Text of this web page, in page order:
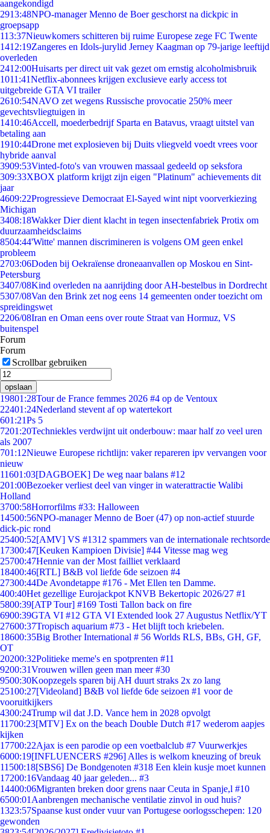
aangekondigd
2913:48NPO-manager Menno de Boer geschorst na dickpic in
groepsapp
113:37Nieuwkomers schitteren bij ruime Europese zege FC Twente
1412:19Zangeres en Idols-jurylid Jerney Kaagman op 79-jarige leeftijd
overleden
2412:00Huisarts per direct uit vak gezet om ernstig alcoholmisbruik
1011:41Netflix-abonnees krijgen exclusieve early access tot
uitgebreide GTA VI trailer
2610:54NAVO zet wegens Russische provocatie 250% meer
gevechtsvliegtuigen in
1410:46Accell, moederbedrijf Sparta en Batavus, vraagt uitstel van
betaling aan
1910:44Drone met explosieven bij Duits vliegveld voedt vrees voor
hybride aanval
3909:53Vinted-foto's van vrouwen massaal gedeeld op seksfora
309:33XBOX platform krijgt zijn eigen "Platinum" achievements dit
jaar
4609:22Progressieve Democraat El-Sayed wint nipt voorverkiezing
Michigan
3408:18Wakker Dier dient klacht in tegen insectenfabriek Protix om
duurzaamheidsclaims
8504:44'Witte' mannen discrimineren is volgens OM geen enkel
probleem
2703:06Doden bij Oekraïense droneaanvallen op Moskou en Sint-
Petersburg
3407/08Kind overleden na aanrijding door AH-bestelbus in Dordrecht
5307/08Van den Brink zet nog eens 14 gemeenten onder toezicht om
spreidingswet
2206/08Iran en Oman eens over route Straat van Hormuz, VS
buitenspel
Forum
Forum
Scrollbar gebruiken
opslaan
19801:28Tour de France femmes 2026 #4 op de Ventoux
22401:24Nederland stevent af op watertekort
601:21Ps 5
7201:20Techniekles verdwijnt uit onderbouw: maar half zo veel uren
als 2007
701:12Nieuwe Europese richtlijn: vaker repareren ipv vervangen voor
nieuw
11601:03[DAGBOEK] De weg naar balans #12
201:00Bezoeker verliest deel van vinger in waterattractie Walibi
Holland
3700:58Horrorfilms #33: Halloween
14500:56NPO-manager Menno de Boer (47) op non-actief stuurde
dick-pic rond
25400:52[AMV] VS #1312 spammers van de internationale rechtsorde
17300:47[Keuken Kampioen Divisie] #44 Vitesse mag weg
25700:47Hennie van der Most failliet verklaard
18400:46[RTL] B&B vol liefde 6de seizoen #4
27300:44De Avondetappe #176 - Met Ellen ten Damme.
400:40Het gezellige Eurojackpot KNVB Bekertopic 2026/27 #1
5800:39[ATP Tour] #169 Tosti Tallon back on fire
6900:39GTA VI #12 GTA VI Extended look 27 Augustus Netflix/YT
27600:37Tropisch aquarium #73 - Het blijft toch kriebelen.
18600:35Big Brother International # 56 Worlds RLS, BBs, GH, GF,
OT
20200:32Politieke meme's en spotprenten #11
9200:31Vrouwen willen geen man meer #30
9500:30Koopzegels sparen bij AH duurt straks 2x zo lang
25100:27[Videoland] B&B vol liefde 6de seizoen #1 voor de
vooruitkijkers
4300:24Trump wil dat J.D. Vance hem in 2028 opvolgt
11700:23[MTV] Ex on the beach Double Dutch #17 wederom aapjes
kijken
17700:22Ajax is een parodie op een voetbalclub #7 Vuurwerkjes
6000:19[INFLUENCERS #296] Alles is welkom kneuzing of breuk
11500:18[SBS6] De Bondgenoten #318 Een klein kusje moet kunnen
17200:16Vandaag 40 jaar geleden... #3
14400:06Migranten breken door grens naar Ceuta in Spanje,l #10
6500:01 Aanbrengen mechanische ventilatie zinvol in oud huis?
1323:57Spaanse kust onder vuur van Portugese oorlogsschepen: 120
gewonden